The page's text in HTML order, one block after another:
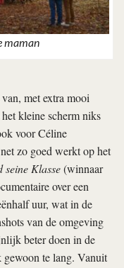
maman
met extra mooi
kleine scherm niks
voor Céline
zo goed werkt op het
Klasse(winnaar
over een
uur, wat in de
van de omgeving
beter doen in de
te lang. Vanuit